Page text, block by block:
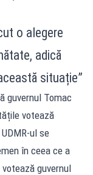
o alegere
adică
situație”
guvernul Tomac
votează
ul se
în ceea ce a
guvernul